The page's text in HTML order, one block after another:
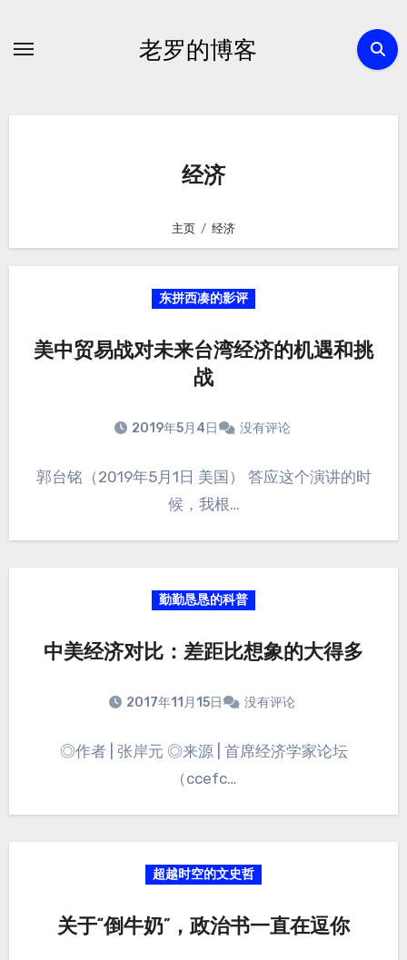
老罗的博客
经济
主页 经济
东拼西凑的影评
美中贸易战对未来台湾经济的机遇和挑
战
2019年5月4日 没有评论
郭台铭（2019年5月1日 美国） 答应这个演讲的时
候，我根…
勤勤恳恳的科普
中美经济对比：差距比想象的大得多
2017年11月15日 没有评论
◎作者 | 张岸元 ◎来源 | 首席经济学家论坛
（ccefc…
超越时空的文史哲
关于“倒牛奶”，政治书一直在逗你